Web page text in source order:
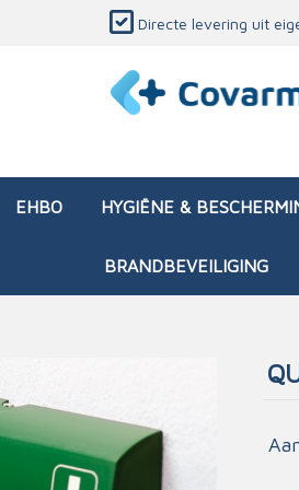
Directe levering uit
EHBO HYGIËNE &
BRANDBEVEILIGING
(leeg)
onderhoud
& verbanden
materialen
en papierwaren